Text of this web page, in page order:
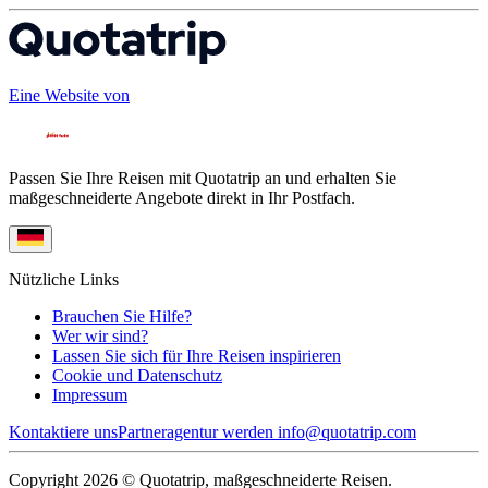
Eine Website von
Passen Sie Ihre Reisen mit Quotatrip an und erhalten Sie
maßgeschneiderte Angebote direkt in Ihr Postfach.
Nützliche Links
Brauchen Sie Hilfe?
Wer wir sind?
Lassen Sie sich für Ihre Reisen inspirieren
Cookie und Datenschutz
Impressum
Kontaktiere unsPartneragentur werden info@quotatrip.com
Copyright 2026 © Quotatrip, maßgeschneiderte Reisen.